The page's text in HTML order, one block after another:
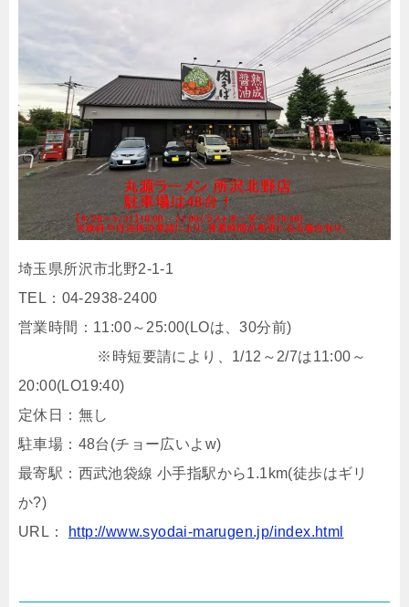
埼玉県所沢市北野2-1-1
TEL：04-2938-2400
営業時間：11:00～25:00(LOは、30分前)
※時短要請により、1/12～2/7は11:00～
20:00(LO19:40)
定休日：無し
駐車場：48台(チョー広いよw)
最寄駅：西武池袋線 小手指駅から1.1km(徒歩はギリ
か?)
URL：
http://www.syodai-marugen.jp/index.html